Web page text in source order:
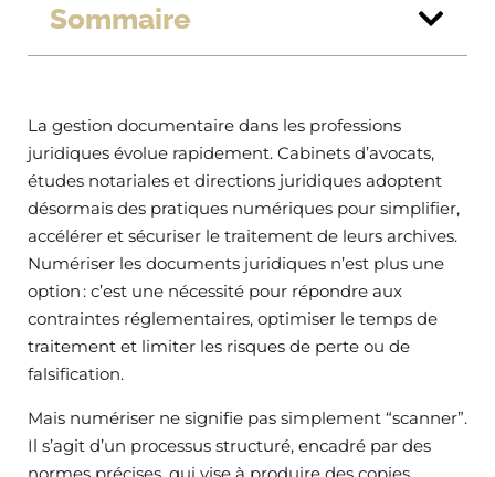
Sommaire
La gestion documentaire dans les professions
juridiques évolue rapidement. Cabinets d’avocats,
études notariales et directions juridiques adoptent
désormais des pratiques numériques pour simplifier,
accélérer et sécuriser le traitement de leurs archives.
Numériser les documents juridiques n’est plus une
option : c’est une nécessité pour répondre aux
contraintes réglementaires, optimiser le temps de
traitement et limiter les risques de perte ou de
falsification.
Mais numériser ne signifie pas simplement “scanner”.
Il s’agit d’un processus structuré, encadré par des